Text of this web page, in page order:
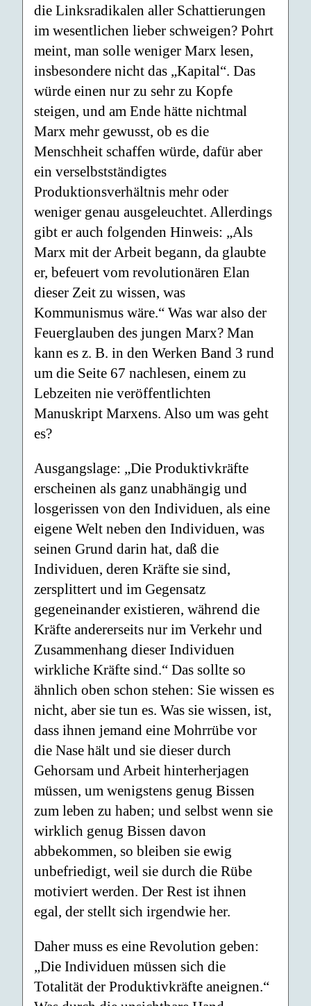
die Linksradikalen aller Schattierungen
im wesentlichen lieber schweigen? Pohrt
meint, man solle weniger Marx lesen,
insbesondere nicht das „Kapital“. Das
würde einen nur zu sehr zu Kopfe
steigen, und am Ende hätte nichtmal
Marx mehr gewusst, ob es die
Menschheit schaffen würde, dafür aber
ein verselbstständigtes
Produktionsverhältnis mehr oder
weniger genau ausgeleuchtet. Allerdings
gibt er auch folgenden Hinweis: „Als
Marx mit der Arbeit begann, da glaubte
er, befeuert vom revolutionären Elan
dieser Zeit zu wissen, was
Kommunismus wäre.“ Was war also der
Feuerglauben des jungen Marx? Man
kann es z. B. in den Werken Band 3 rund
um die Seite 67 nachlesen, einem zu
Lebzeiten nie veröffentlichten
Manuskript Marxens. Also um was geht
es?
Ausgangslage: „Die Produktivkräfte
erscheinen als ganz unabhängig und
losgerissen von den Individuen, als eine
eigene Welt neben den Individuen, was
seinen Grund darin hat, daß die
Individuen, deren Kräfte sie sind,
zersplittert und im Gegensatz
gegeneinander existieren, während die
Kräfte andererseits nur im Verkehr und
Zusammenhang dieser Individuen
wirkliche Kräfte sind.“ Das sollte so
ähnlich oben schon stehen: Sie wissen es
nicht, aber sie tun es. Was sie wissen, ist,
dass ihnen jemand eine Mohrrübe vor
die Nase hält und sie dieser durch
Gehorsam und Arbeit hinterherjagen
müssen, um wenigstens genug Bissen
zum leben zu haben; und selbst wenn sie
wirklich genug Bissen davon
abbekommen, so bleiben sie ewig
unbefriedigt, weil sie durch die Rübe
motiviert werden. Der Rest ist ihnen
egal, der stellt sich irgendwie her.
Daher muss es eine Revolution geben:
„Die Individuen müssen sich die
Totalität der Produktivkräfte aneignen.“